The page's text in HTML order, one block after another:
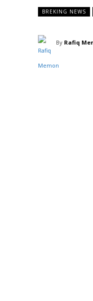
BREKING NEWS
By Rafiq